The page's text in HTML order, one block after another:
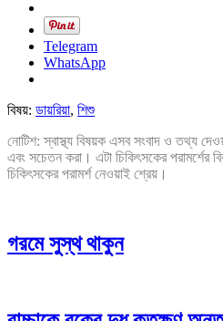
Telegram
WhatsApp
বিষয়: ডায়রিয়া, শিশু
নোটিশ: স্বাস্থ্য বিষয়ক এসব সংবাদ ও তথ্য
এবং সচেতন করা। এটা চিকিৎসকের পরামর্শের
চিকিৎসকের পরামর্শ নেওয়াই শ্রেয়।
গরমে সুস্থ থাকুন